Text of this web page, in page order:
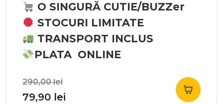
O SINGURĂ CUTIE/BUZZer
STOCURI LIMITATE
TRANSPORT INCLUS
PLATA ONLINE
290,00leiPrețul
inițial
79,90 lei